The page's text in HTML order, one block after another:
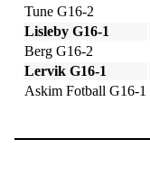
Tune G16-2
Lisleby G16-1
Berg G16-2
Lervik G16-1
Askim Fotball G16-1